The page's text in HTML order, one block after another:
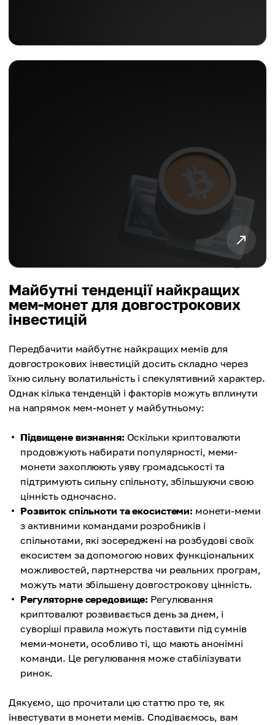
Майбутні тенденції найкращих
мем-монет для довгострокових
інвестицій
Передбачити майбутнє найкращих мемів для
довгострокових інвестицій досить складно через
їхню сильну волатильність і спекулятивний характер.
Однак кілька тенденцій і факторів можуть вплинути
на напрямок мем-монет у майбутньому:
Підвищене визнання: Оскільки криптовалюти
продовжують набирати популярності, меми-
монети захоплюють уяву громадськості та
підтримують сильну спільноту, збільшуючи свою
цінність одночасно.
Розвиток спільноти та екосистеми: монети-меми
з активними командами розробників і
спільнотами, які зосереджені на розбудові своїх
екосистем за допомогою нових функціональних
можливостей, партнерства чи реальних програм,
можуть мати збільшену довгострокову цінність.
Регуляторне середовище: Регулювання
криптовалют розвивається день за днем, і
суворіші правила можуть поставити під сумнів
меми-монети, особливо ті, що мають анонімні
команди. Це регулювання може стабілізувати
ринок.
Дякуємо, що прочитали цю статтю про те, як
інвестувати в монети мемів. Сподіваємось, вам